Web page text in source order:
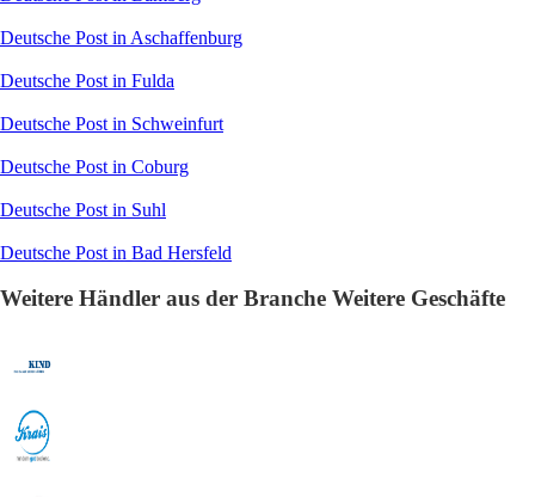
Deutsche Post in Aschaffenburg
Deutsche Post in Fulda
Deutsche Post in Schweinfurt
Deutsche Post in Coburg
Deutsche Post in Suhl
Deutsche Post in Bad Hersfeld
Weitere Händler aus der Branche Weitere Geschäfte